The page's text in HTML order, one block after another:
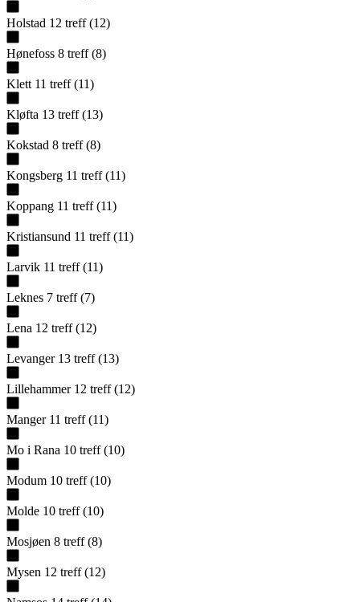
Holstad 12 treff (12)
Hønefoss 8 treff (8)
Klett 11 treff (11)
Kløfta 13 treff (13)
Kokstad 8 treff (8)
Kongsberg 11 treff (11)
Koppang 11 treff (11)
Kristiansund 11 treff (11)
Larvik 11 treff (11)
Leknes 7 treff (7)
Lena 12 treff (12)
Levanger 13 treff (13)
Lillehammer 12 treff (12)
Manger 11 treff (11)
Mo i Rana 10 treff (10)
Modum 10 treff (10)
Molde 10 treff (10)
Mosjøen 8 treff (8)
Mysen 12 treff (12)